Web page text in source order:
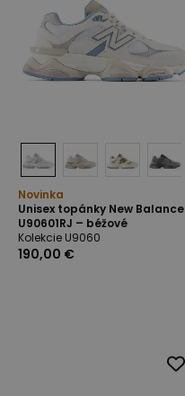
Novinka
Unisex topánky New Balance
U90601RJ – béžové
Kolekcie U9060
190,00 €